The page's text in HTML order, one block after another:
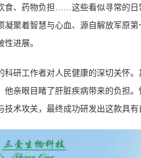
食、药物负担……这些看似寻常的
凝聚着智慧与心血、源自解放军
进展。
科研工作者对人民健康的深切关怀
亲眼目睹了肝脏疾病带来的负担
术攻关，最终成功研发出这款具有